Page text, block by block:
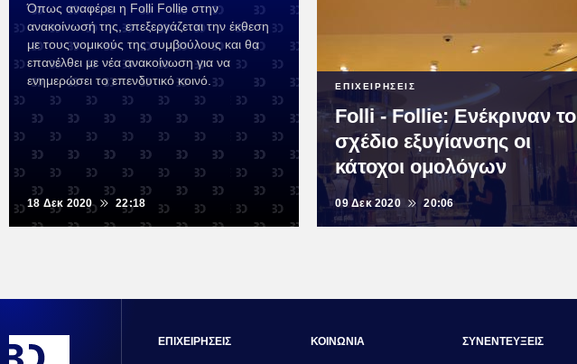
Όπως αναφέρει η Folli Follie στην
ανακοίνωσή της, επεξεργάζεται την έκθεση
με τους νομικούς της συμβούλους και θα
επανέλθει με νέα ανακοίνωση για να
ενημερώσει το επενδυτικό κοινό.
18 Δεκ 2020 22:18
ΕΠΙΧΕΙΡΗΣΕΙΣ
Folli - Follie: Ενέκριναν το
σχέδιο εξυγίανσης οι
κάτοχοι ομολόγων
09 Δεκ 2020 20:06
ΕΠΙΧΕΙΡΗΣΕΙΣ ΚΟΙΝΩΝΙΑ ΣΥΝΕΝΤΕΥΞΕΙΣ